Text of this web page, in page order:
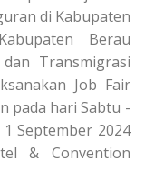
di Kabupaten
Berau
Transmigrasi
Job Fair
pada hari Sabtu -
September 2024
& Convention